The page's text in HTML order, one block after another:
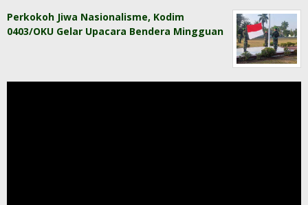
Perkokoh Jiwa Nasionalisme, Kodim
0403/OKU Gelar Upacara Bendera Mingguan